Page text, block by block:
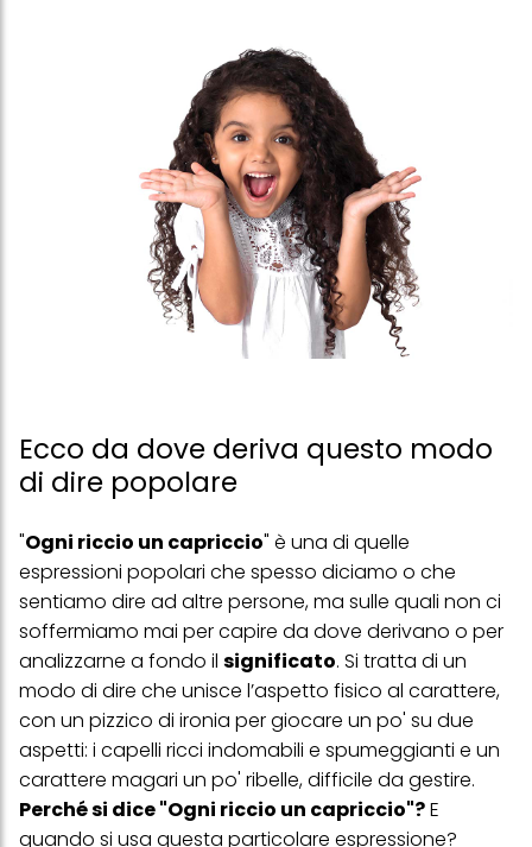
Ecco da dove deriva questo modo
di dire popolare
"Ogni riccio un capriccio" è una di quelle
espressioni popolari che spesso diciamo o che
sentiamo dire ad altre persone, ma sulle quali non ci
soffermiamo mai per capire da dove derivano o per
analizzarne a fondo il significato. Si tratta di un
modo di dire che unisce l’aspetto fisico al carattere,
con un pizzico di ironia per giocare un po' su due
aspetti: i capelli ricci indomabili e spumeggianti e un
carattere magari un po' ribelle, difficile da gestire.
Perché si dice "Ogni riccio un capriccio"?E
quando si usa questa particolare espressione?